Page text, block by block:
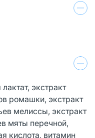
экстракт
ромашки, экстракт
мелиссы, экстракт
мяты перечной,
кислота, витамин